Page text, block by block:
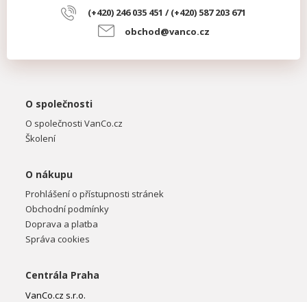
(+420) 246 035 451 / (+420) 587 203 671
obchod@vanco.cz
O společnosti
O společnosti VanCo.cz
Školení
O nákupu
Prohlášení o přístupnosti stránek
Obchodní podmínky
Doprava a platba
Správa cookies
Centrála Praha
VanCo.cz s.r.o.